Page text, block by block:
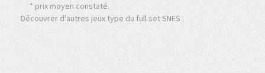
* prix moyen constaté.
Découvrer d'autres jeux type du full set SNES :